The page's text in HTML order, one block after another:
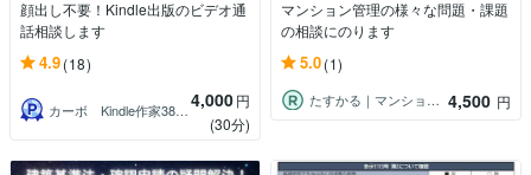
顔出し不要！Kindle出版のビデオ通
話相談します
4.9(18)
カーボ Kindle作家38冊超出版 4,000円
(30分)
マンション管理の様々な問題・課題
の相談にのります
5.0(1)
たすかる｜マンション管理・キャリア相談｜ 4,500 円